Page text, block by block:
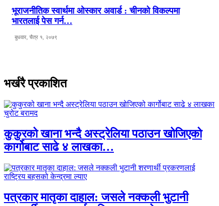
भूराजनीतिक स्वार्थमा ओस्कार अवार्ड : चीनको विकल्पमा
भारतलाई पेस गर्न…
बुधवार, चैत्र १, २०७९
भर्खरै प्रकाशित
कुकुरको खाना भन्दै अस्ट्रेलिया पठाउन खोजिएको
कार्गोबाट साढे ४ लाखका…
पत्रकार मातृका दाहाल: जसले नक्कली भुटानी